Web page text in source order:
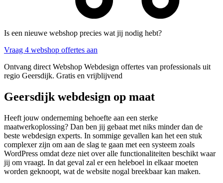
Is een nieuwe webshop precies wat jij nodig hebt?
Vraag 4 webshop offertes aan
Ontvang direct Webshop Webdesign offertes van professionals uit
regio Geersdijk. Gratis en vrijblijvend
Geersdijk webdesign op maat
Heeft jouw onderneming behoefte aan een sterke
maatwerkoplossing? Dan ben jij gebaat met niks minder dan de
beste webdesign experts. In sommige gevallen kan het een stuk
complexer zijn om aan de slag te gaan met een systeem zoals
WordPress omdat deze niet over alle functionaliteiten beschikt waar
jij om vraagt. In dat geval zal er een heleboel in elkaar moeten
worden geknoopt, wat de website nogal breekbaar kan maken.